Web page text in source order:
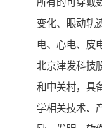
变化、眼动轨
电、心电、皮
北京津发科技
和中关村，具
学相关技术、